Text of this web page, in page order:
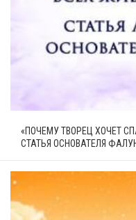
«ПОЧЕМУ ТВОРЕЦ ХОЧЕТ
СТАТЬЯ ОСНОВАТЕЛЯ